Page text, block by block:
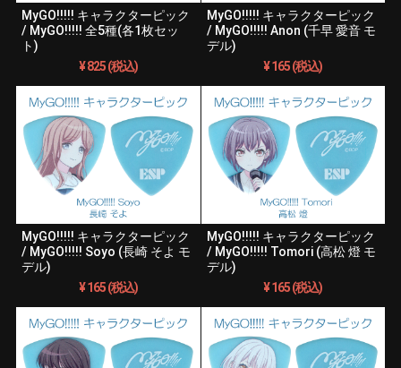
MyGO!!!!! キャラクターピック
/ MyGO!!!!! 全5種(各1枚セッ
ト)
¥ 825 (税込)
MyGO!!!!! キャラクターピック
/ MyGO!!!!! Anon (千早 愛音 モ
デル)
¥ 165 (税込)
MyGO!!!!! キャラクターピック
/ MyGO!!!!! Soyo (長崎 そよ モ
デル)
¥ 165 (税込)
MyGO!!!!! キャラクターピック
/ MyGO!!!!! Tomori (高松 燈 モ
デル)
¥ 165 (税込)